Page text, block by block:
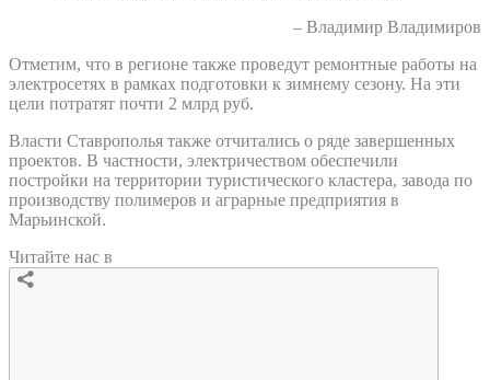
– Владимир Владимиров
Отметим, что в регионе также проведут ремонтные работы на
электросетях в рамках подготовки к зимнему сезону. На эти
цели потратят почти 2 млрд руб.
Власти Ставрополья также отчитались о ряде завершенных
проектов. В частности, электричеством обеспечили
постройки на территории туристического кластера, завода по
производству полимеров и аграрные предприятия в
Марьинской.
Читайте нас в